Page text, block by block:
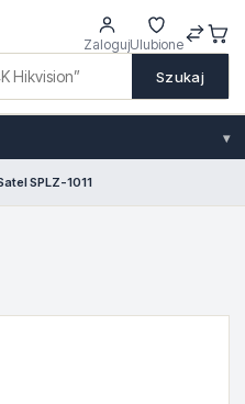
Szukaj
ZalogujUlubione
▾
SPLZ-1011